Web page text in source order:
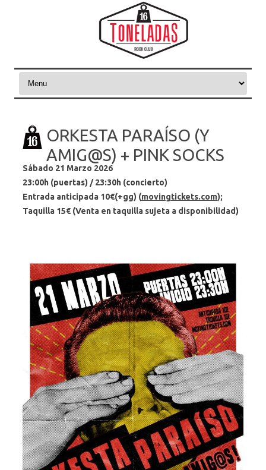
Skip to content
ORKESTA PARAÍSO (Y
AMIG@S) + PINK SOCKS
Sábado 21 Marzo 2026
23:00h (puertas) / 23:30h (concierto)
Entrada anticipada 10€(+gg) (movingtickets.com);
Taquilla 15€ (Venta en taquilla sujeta a disponibilidad)